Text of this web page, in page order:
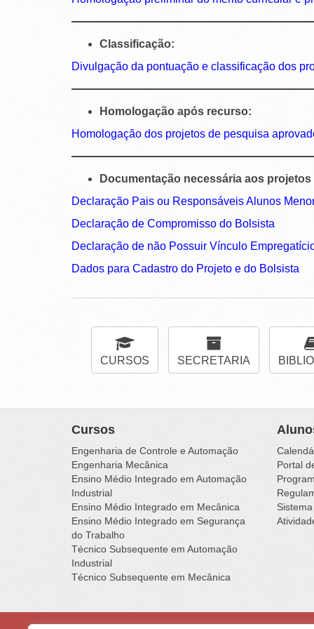
Classificação:
Divulgação da pontuação e classificação dos
Homologação após recurso:
Homologação dos projetos de pesquisa
Documentação necessária aos
Declaração Pais ou Responsáveis Alunos
Declaração de Compromisso do Bolsista
Declaração de não Possuir Vínculo
Dados para Cadastro do Projeto e do Bolsista
CURSOS SECRETARIA
Cursos
Engenharia de Controle e Automação
Engenharia Mecânica
Ensino Médio Integrado em Automação
Industrial
Ensino Médio Integrado em Mecânica
Ensino Médio Integrado em Segurança
do Trabalho
Técnico Subsequente em Automação
Industrial
Técnico Subsequente em Mecânica
Portal